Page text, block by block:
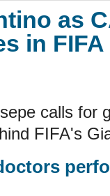
as
in FIFA
calls for
FIFA's